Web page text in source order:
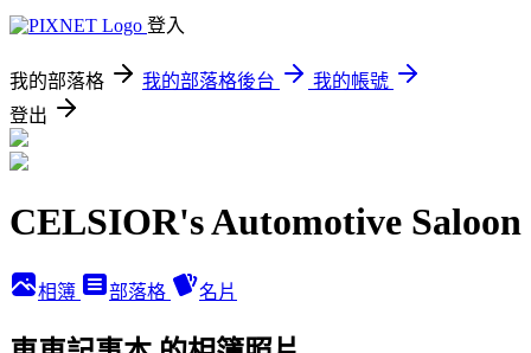
登入
我的部落格 我的部落格後台
我的帳號
登出
CELSIOR's Automotive Saloon
相簿 部落格 名片